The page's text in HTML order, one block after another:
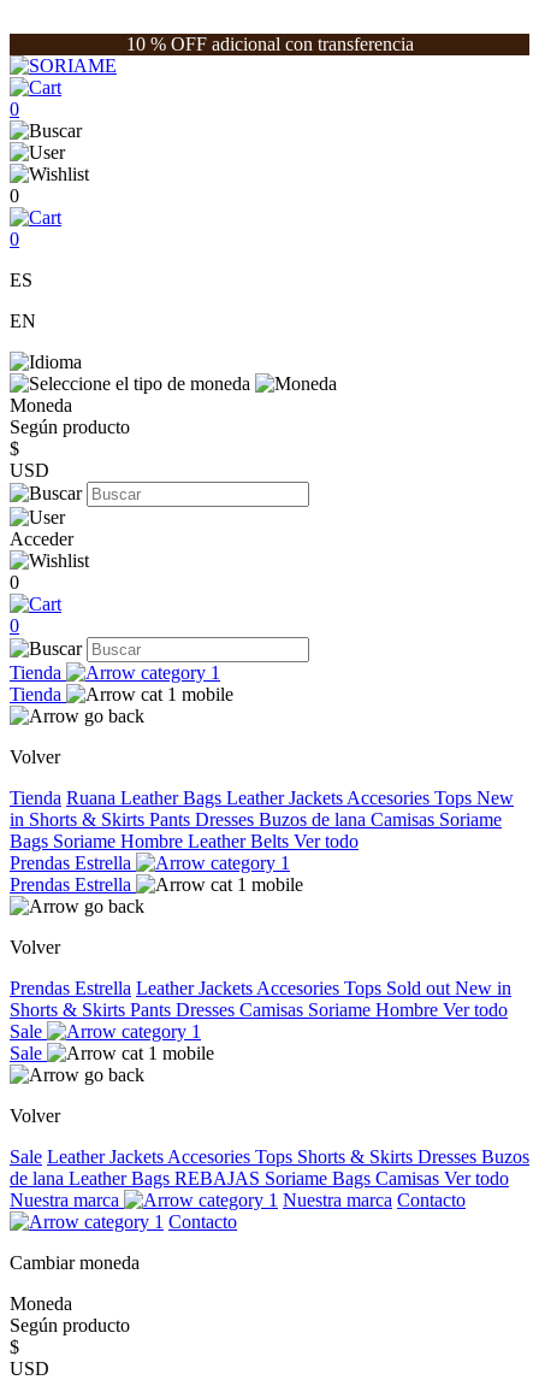
10 % OFF adicional con transferencia
0
0
0
ES
EN
Moneda
Según producto
$
USD
Acceder
0
0
Tienda
Tienda
Volver
Tienda Ruana Leather Bags Leather Jackets Accesories Tops New
in Shorts & Skirts Pants Dresses Buzos de lana Camisas Soriame
Bags Soriame Hombre Leather Belts Ver todo
Prendas Estrella
Prendas Estrella
Volver
Prendas Estrella Leather Jackets Accesories Tops Sold out New in
Shorts & Skirts Pants Dresses Camisas Soriame Hombre Ver todo
Sale
Sale
Volver
Sale Leather Jackets Accesories Tops Shorts & Skirts Dresses Buzos
de lana Leather Bags REBAJAS Soriame Bags Camisas Ver todo
Nuestra marca
Nuestra marca Contacto
Contacto
Cambiar moneda
Moneda
Según producto
$
USD